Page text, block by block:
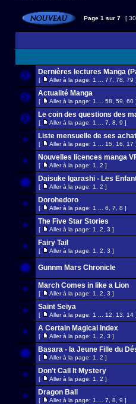
Page 1 sur 7 [
Dernières lectures Manga
[ Aller à la page: 1 77 78 79 ]
Actualité Manga
[ Aller à la page: 1 58 59 60 ]
Le coin des questions des
[ Aller à la page: 1 7 8 9 ]
Liste mensuelle de ses
[ Aller à la page: 1 15 16 17 ]
Nouvelles licences manga
[ Aller à la page: 1 2 ]
Daisuke Igarashi - Les
[ Aller à la page: 1 2 ]
Dorohedoro
[ Aller à la page: 1 6 7 8 ]
The Five Star Stories
[ Aller à la page: 1 2 3 ]
Fairy Tail
[ Aller à la page: 1 2 3 ]
Gunnm Mars Chronicle
March Comes in like a Lion
[ Aller à la page: 1 2 3 ]
Saint Seiya
[ Aller à la page: 1 12 13 14 ]
A Certain Magical Index
[ Aller à la page: 1 2 3 ]
Basara - la Jeune Fille du
[ Aller à la page: 1 2 ]
Don't Call It Mystery
[ Aller à la page: 1 2 ]
Dragon Ball
[ Aller à la page: 1 7 8 9 ]